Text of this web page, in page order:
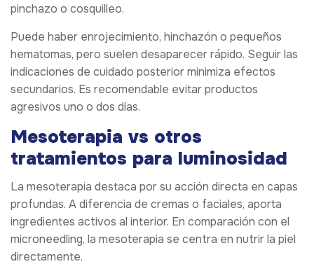
pinchazo o cosquilleo.
Puede haber enrojecimiento, hinchazón o pequeños
hematomas, pero suelen desaparecer rápido. Seguir las
indicaciones de cuidado posterior minimiza efectos
secundarios. Es recomendable evitar productos
agresivos uno o dos días.
Mesoterapia vs otros
tratamientos para luminosidad
La mesoterapia destaca por su acción directa en capas
profundas. A diferencia de cremas o faciales, aporta
ingredientes activos al interior. En comparación con el
microneedling, la mesoterapia se centra en nutrir la piel
directamente.